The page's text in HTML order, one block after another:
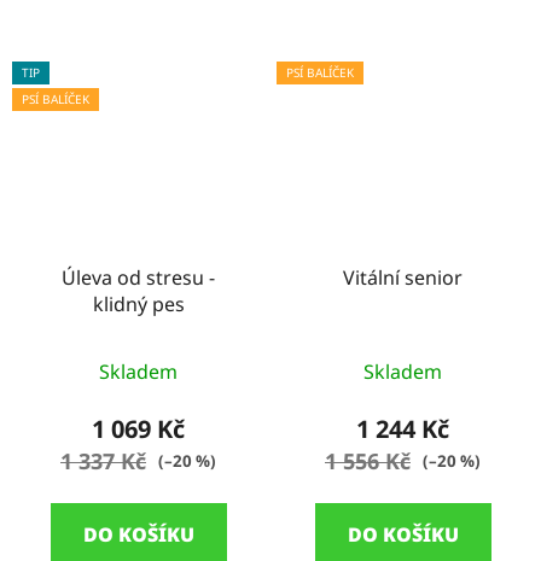
TIP
PSÍ BALÍČEK
Úleva od stresu -
klidný pes
hodnocení
produktu
je
5
Skladem
1 069 Kč
1 337 Kč (–20 %)
DO KOŠÍKU
PSÍ BALÍČEK
Vitální senior
Skladem
1 244 Kč
1 556 Kč (–20 %)
DO KOŠÍKU